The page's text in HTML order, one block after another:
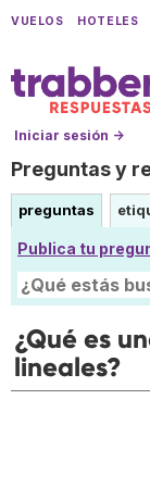
VUELOS HOTELES
Iniciar sesión →
Preguntas y
preguntas
Publica tu
¿Qué es
lineales?